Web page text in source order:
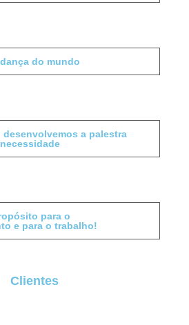
do mundo
desenvolvemos a palestra
para o
e para o trabalho!
Clientes